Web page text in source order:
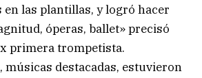
las plantillas, y logró hacer
óperas, ballet» precisó
primera trompetista.
músicas destacadas, estuvieron